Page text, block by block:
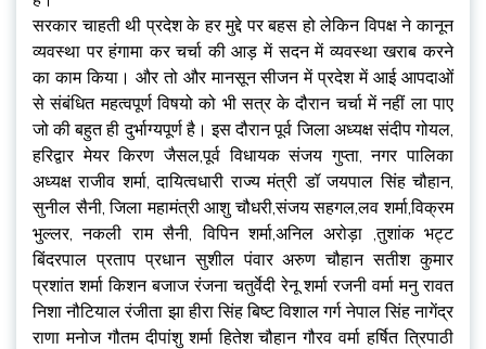
सरकार चाहती थी प्रदेश के हर मुद्दे पर बहस हो लेकिन विपक्ष ने कानून
व्यवस्था पर हंगामा कर चर्चा की आड़ में सदन में व्यवस्था खराब करने
का काम किया। और तो और मानसून सीजन में प्रदेश में आई आपदाओं
से संबंधित महत्वपूर्ण विषयो को भी सत्र के दौरान चर्चा में नहीं ला पाए
जो की बहुत ही दुर्भाग्यपूर्ण है। इस दौरान पूर्व जिला अध्यक्ष संदीप गोयल,
हरिद्वार मेयर किरण जैसल,पूर्व विधायक संजय गुप्ता, नगर पालिका
अध्यक्ष राजीव शर्मा, दायित्वधारी राज्य मंत्री डॉ जयपाल सिंह चौहान,
सुनील सैनी, जिला महामंत्री आशु चौधरी,संजय सहगल,लव शर्मा,विक्रम
भुल्लर, नकली राम सैनी, विपिन शर्मा,अनिल अरोड़ा ,तुशांक भट्ट
बिंदरपाल प्रताप प्रधान सुशील पंवार अरुण चौहान सतीश कुमार
प्रशांत शर्मा किशन बजाज रंजना चतुर्वेदी रेनू शर्मा रजनी वर्मा मनु रावत
निशा नौटियाल रंजीता झा हीरा सिंह बिष्ट विशाल गर्ग नेपाल सिंह नागेंद्र
राणा मनोज गौतम दीपांशु शर्मा हितेश चौहान गौरव वर्मा हर्षित त्रिपाठी